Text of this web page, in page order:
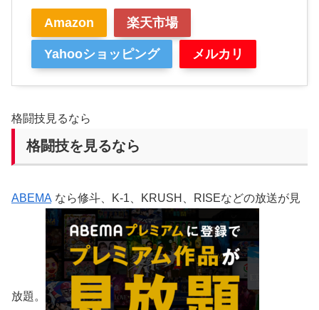
Amazon 楽天市場
Yahooショッピング メルカリ
格闘技見るなら
格闘技を見るなら
ABEMA なら修斗、K-1、KRUSH、RISEなどの放送が見
放題。